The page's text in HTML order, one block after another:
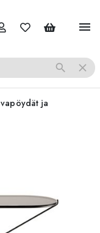
menu
search close
ja